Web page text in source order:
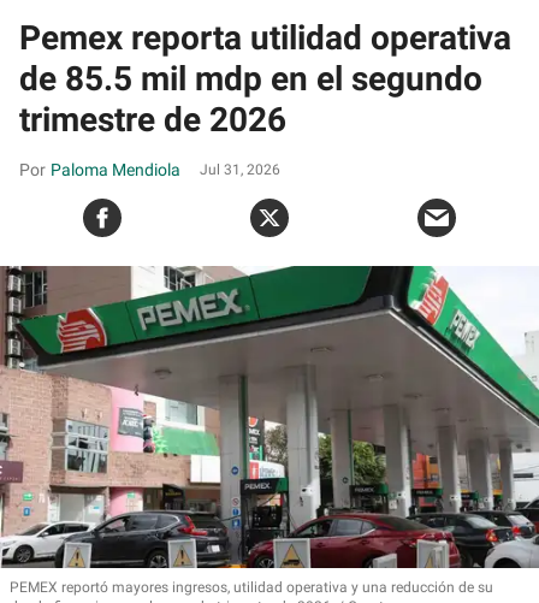
Pemex reporta utilidad operativa
de 85.5 mil mdp en el segundo
trimestre de 2026
Paloma Mendiola Jul 31, 2026
PEMEX reportó mayores ingresos, utilidad operativa y una reducción de su